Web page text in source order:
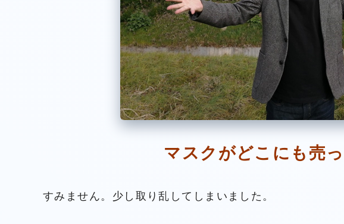
マスクがどこにも売
すみません。少し取り乱してしまいました。